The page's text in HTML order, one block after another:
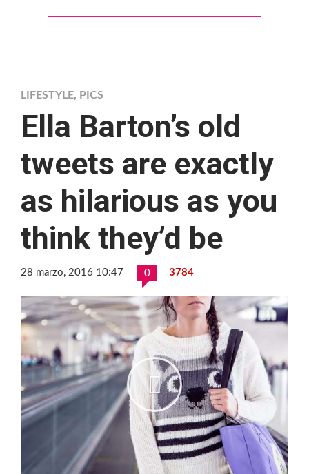
LIFESTYLE, PICS
Ella Barton’s old
tweets are exactly
as hilarious as you
think they’d be
28 marzo, 2016 10:47 0 3784